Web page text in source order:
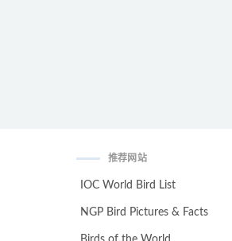
推荐网站
IOC World Bird List
NGP Bird Pictures & Facts